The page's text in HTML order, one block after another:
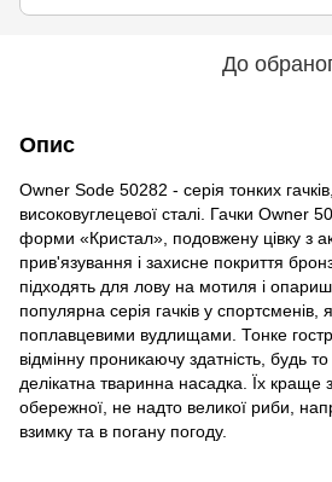
До
Опис
Owner Sode 50282 - серія тонких
високовуглецевої сталі. Гачки Owner
форми «Кристал», подовжену цівку з
прив'язування і захисне покриття
підходять для лову на мотиля і
популярна серія гачків у спортсменів,
поплавцевими вудлищами. Тонке
відмінну проникаючу здатність, будь
делікатна тваринна насадка. Їх краще
обережної, не надто великої риби,
взимку та в погану погоду.